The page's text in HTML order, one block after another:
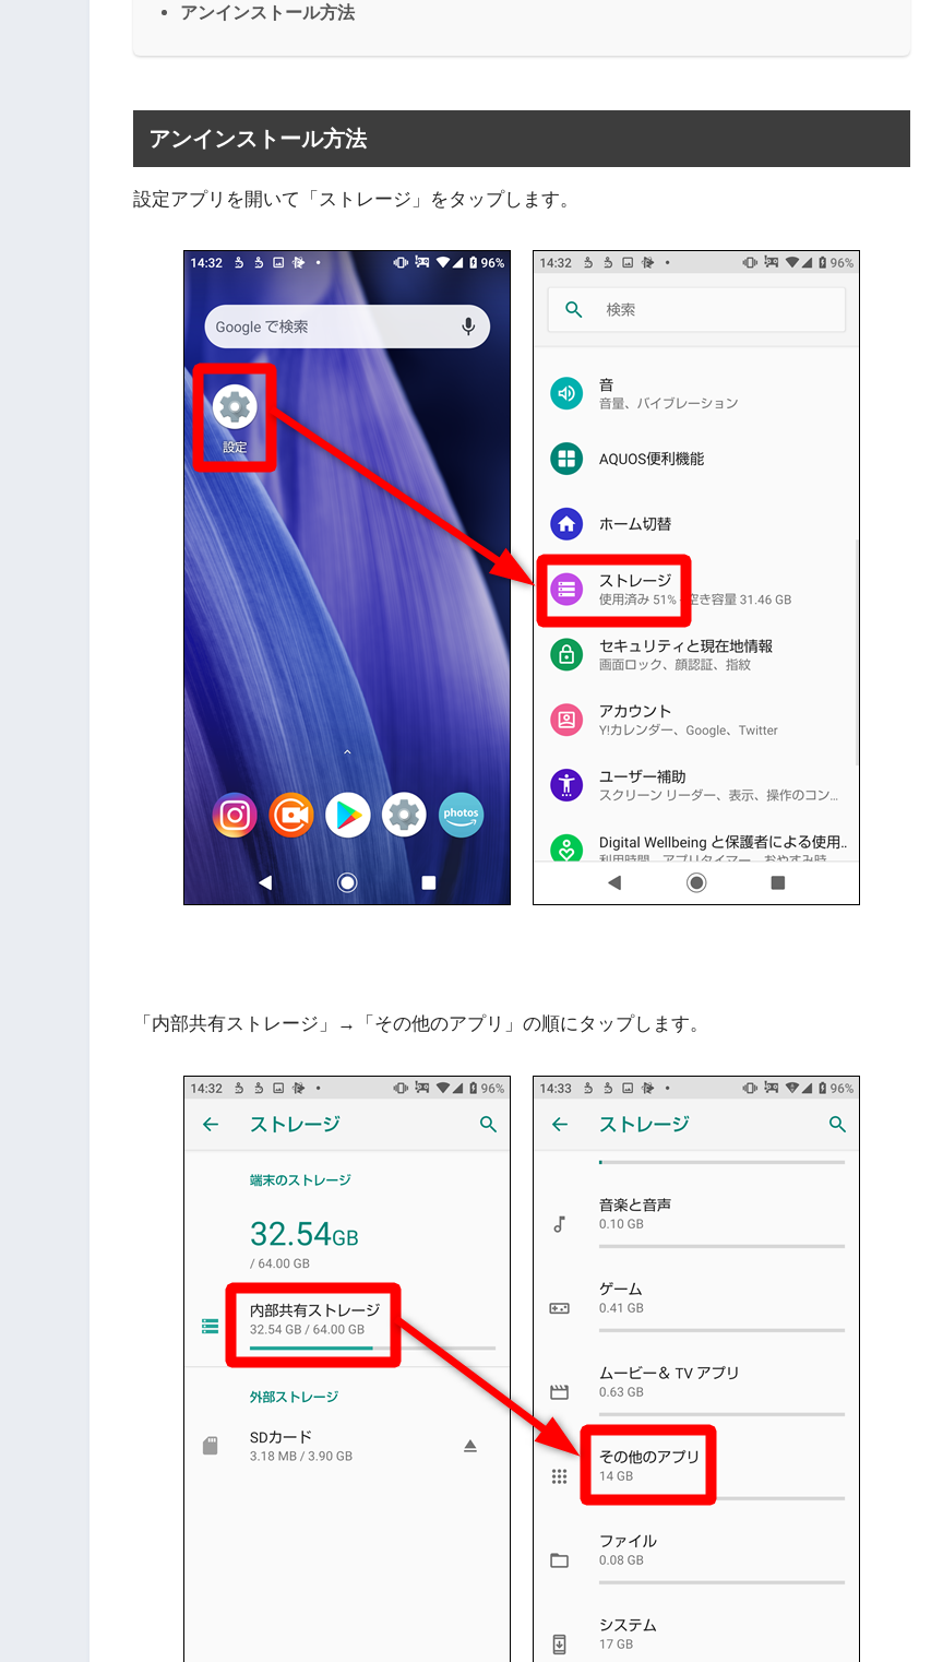
アンインストール方法
アンインストール方法
設定アプリを開いて「ストレージ」をタップします。
「内部共有ストレージ」→「その他のアプリ」の順にタップします。